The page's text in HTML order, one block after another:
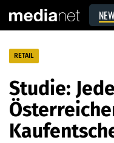
RETAIL
Studie: